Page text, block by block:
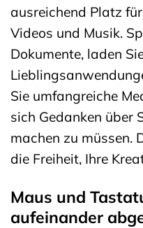
ausreichend Platz
Videos und Musik.
Dokumente, laden
Sie umfangreiche
sich Gedanken über
machen zu müssen.
die Freiheit, Ihre
Maus und
aufeinander